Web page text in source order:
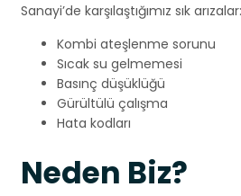
Sanayi’de karşılaştığımız sık arızalar:
Kombi ateşlenme sorunu
Sıcak su gelmemesi
Basınç düşüklüğü
Gürültülü çalışma
Hata kodları
Neden Biz?